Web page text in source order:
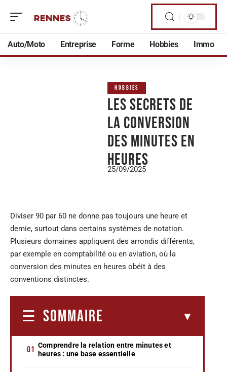
Auto/Moto Entreprise Forme Hobbies Immo
HOBBIES
Les secrets de
la conversion
des minutes en
heures
25/09/2025
Diviser 90 par 60 ne donne pas toujours une heure et
demie, surtout dans certains systèmes de notation.
Plusieurs domaines appliquent des arrondis différents,
par exemple en comptabilité ou en aviation, où la
conversion des minutes en heures obéit à des
conventions distinctes.
SOMMAIRE
Comprendre la relation entre minutes et
heures : une base essentielle